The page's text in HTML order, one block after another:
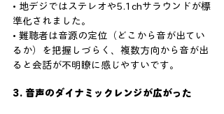
• 地デジではステレオや5.1chサラウンドが標
準化されました。
• 難聴者は音源の定位（どこから音が出てい
るか）を把握しづらく、複数方向から音が出
ると会話が不明瞭に感じやすいです。
3. 音声のダイナミックレンジが広がった